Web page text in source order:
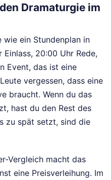
Dramaturgie im
ein Stundenplan in
20:00 Uhr Rede,
Event, das ist eine
vergessen, dass eine
braucht. Wenn du das
hast du den Rest des
zu spät setzt, sind die
Vergleich macht das
eine Preisverleihung. Im